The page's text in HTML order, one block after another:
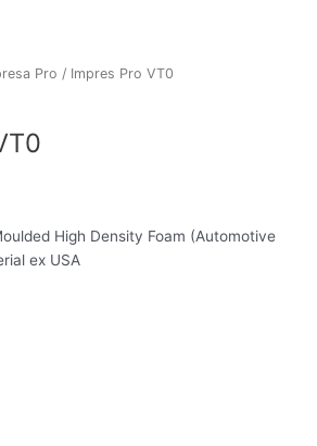
Pro / Impres Pro VT0
High Density Foam (Automotive
ex USA